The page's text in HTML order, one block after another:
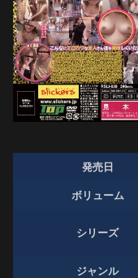
発売日
ボリューム
シリーズ
ジャンル